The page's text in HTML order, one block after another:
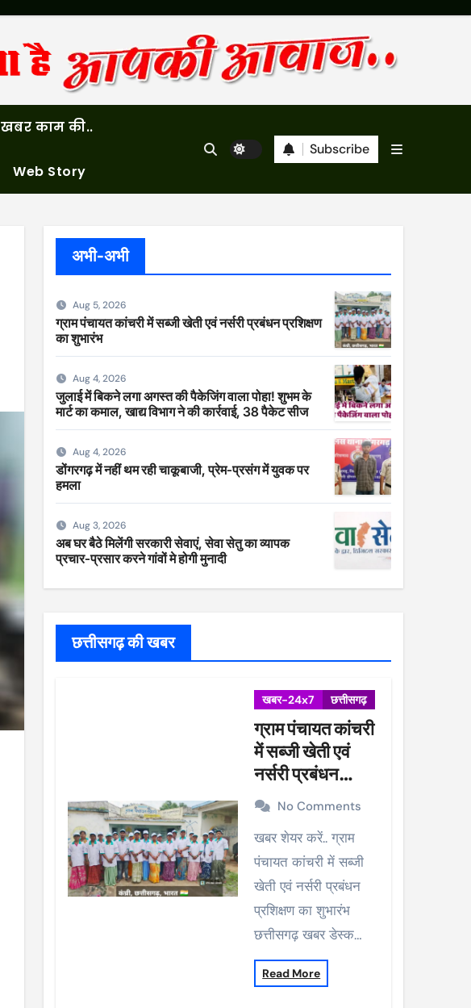
खबर काम की..
Web Story
Subscribe
अभी-अभी
Aug 5, 2026
ग्राम पंचायत कांचरी में सब्जी खेती एवं नर्सरी प्रबंधन प्रशिक्षण
का शुभारंभ
Aug 4, 2026
जुलाई में बिकने लगा अगस्त की पैकेजिंग वाला पोहा! शुभम के
मार्ट का कमाल, खाद्य विभाग ने की कार्रवाई, 38 पैकेट सीज
Aug 4, 2026
डोंगरगढ़ में नहीं थम रही चाकूबाजी, प्रेम-प्रसंग में युवक पर
हमला
Aug 3, 2026
अब घर बैठे मिलेंगी सरकारी सेवाएं, सेवा सेतु का व्यापक
प्रचार-प्रसार करने गांवों मे होगी मुनादी
छत्तीसगढ़ की खबर
खबर-24x7 छत्तीसगढ़
ग्राम पंचायत कांचरी
में सब्जी खेती एवं
नर्सरी प्रबंधन
प्रशिक्षण का शुभारंभ
No Comments
खबर शेयर करें.. ग्राम
पंचायत कांचरी में सब्जी
खेती एवं नर्सरी प्रबंधन
प्रशिक्षण का शुभारंभ
छत्तीसगढ़ खबर डेस्क…
Read More